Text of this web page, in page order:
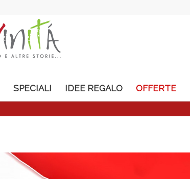
SPECIALI IDEE REGALO OFFERTE